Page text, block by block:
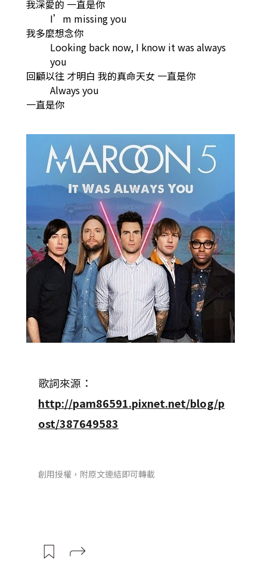
我深愛的 一直是你
I’m missing you
我多麼想念你
Looking back now, I know it was always
you
回顧以往 才明白 我的真命天女 一直是你
Always you
一直是你
歌詞來源：
http://pam86591.pixnet.net/blog/p
ost/387649583
創用授權，附原文連結即可轉載